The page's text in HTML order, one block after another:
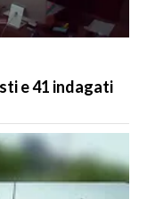
e 41 indagati